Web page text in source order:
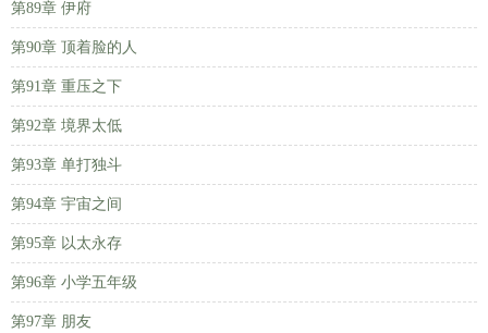
第89章 伊府
第90章 顶着脸的人
第91章 重压之下
第92章 境界太低
第93章 单打独斗
第94章 宇宙之间
第95章 以太永存
第96章 小学五年级
第97章 朋友